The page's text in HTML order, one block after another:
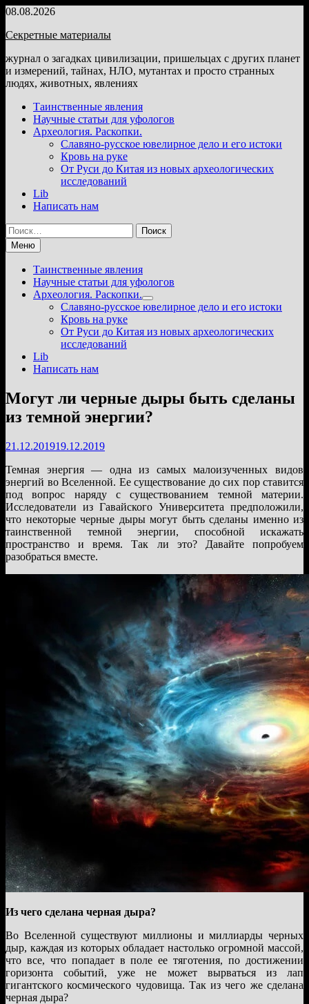
Перейти
содержимому
08.08.2026
Секретные материалы
журнал о загадках цивилизации, пришельцах с других планет
и измерений, тайнах, НЛО, мутантах и просто странных
людях, животных, явлениях
Таинственные явления
Научные статьи для уфологов
Археология. Раскопки.
Славяно-русское ювелирное дело и его истоки
Кровь на руке
От Руси до Китая из новых археологических
исследований
Lib
Написать нам
Найти:
Меню
Таинственные явления
Научные статьи для уфологов
Археология. Раскопки.
Показать
подменю
Славяно-русское ювелирное дело и его истоки
Кровь на руке
От Руси до Китая из новых археологических
исследований
Lib
Написать нам
Могут ли черные дыры быть сделаны
из темной энергии?
21.12.201919.12.2019
Темная энергия — одна из самых малоизученных видов
энергий во Вселенной. Ее существование до сих пор ставится
под вопрос наряду с существованием темной материи.
Исследователи из Гавайского Университета предположили,
что некоторые черные дыры могут быть сделаны именно из
таинственной темной энергии, способной искажать
пространство и время. Так ли это? Давайте попробуем
разобраться вместе.
Из чего сделана черная дыра?
Во Вселенной существуют миллионы и миллиарды черных
дыр, каждая из которых обладает настолько огромной массой,
что все, что попадает в поле ее тяготения, по достижении
горизонта событий, уже не может вырваться из лап
гигантского космического чудовища. Так из чего же сделана
черная дыра?